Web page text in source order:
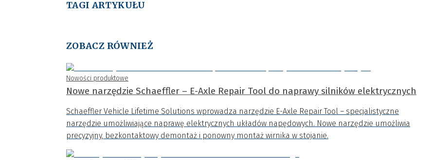
TAGI ARTYKUŁU
ZOBACZ RÓWNIEŻ
Nowości produktowe
Nowe narzędzie Schaeffler – E-Axle Repair Tool do naprawy silników elektrycznych
Schaeffler Vehicle Lifetime Solutions wprowadza narzędzie E-Axle Repair Tool – specjalistyczne
narzędzie umożliwiające naprawę elektrycznych układów napędowych. Nowe narzędzie umożliwia
precyzyjny, bezkontaktowy demontaż i ponowny montaż wirnika w stojanie.